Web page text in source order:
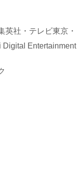
社・テレビ東京・
Entertainment